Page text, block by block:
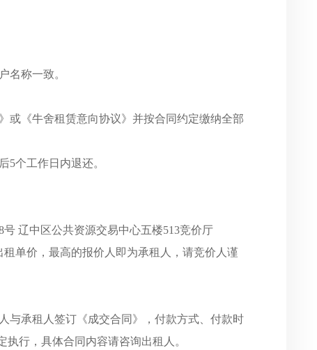
名称一致。
或《牛舍租赁意向协议》 并按合同约定缴纳全部
5个工作日内退还。
辽中区公共资源交易中心五楼513竞价厅
单价，最高的报价人即为承租人，请竞价人谨
与承租人签订《成交合同》，付款方式、付款时
执行，具体合同内容请咨询出租人。